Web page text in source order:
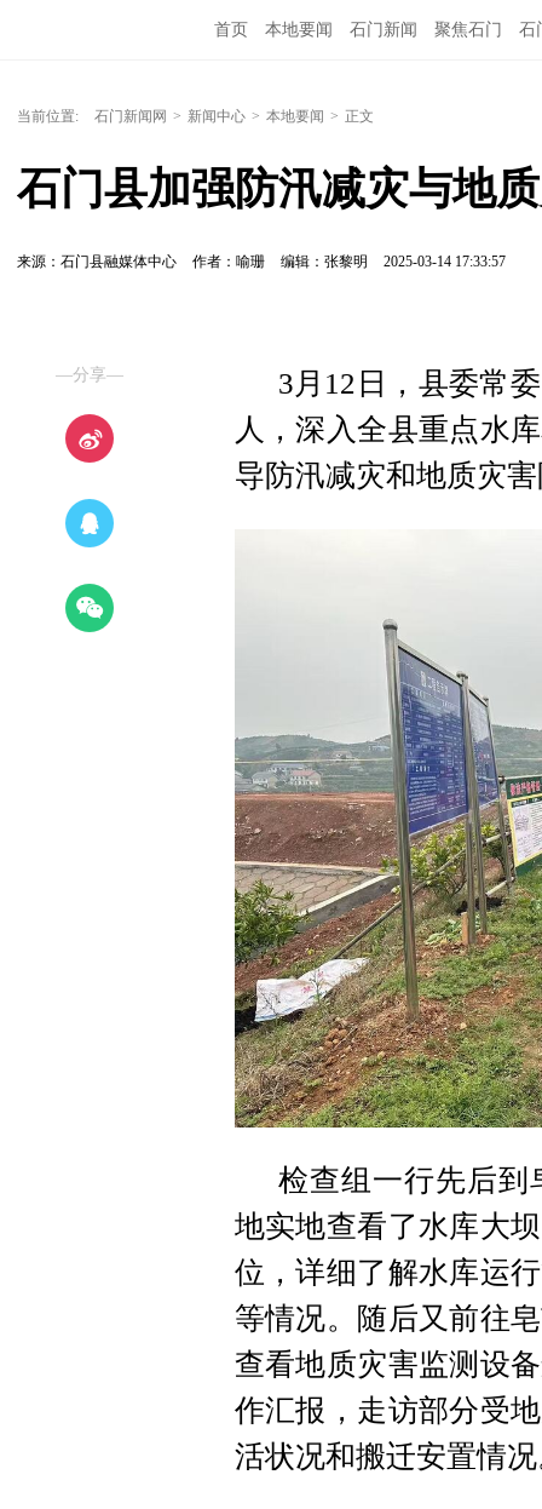
首页 本地要闻 石门新闻 聚焦石门 石
当前位置: 石门新闻网 > 新闻中心 > 本地要闻 > 正文
石门县加强防汛减灾与地
来源：石门县融媒体中心 作者：喻珊 编辑：张黎明 2025-03-14 17:33:57
—分享—
3月12日，县委常
人，深入全县重点水
导防汛减灾和地质灾
检查组一行先后到
地实地查看了水库大
位，详细了解水库运
等情况。随后又前往
查看地质灾害监测设
作汇报，走访部分受
活状况和搬迁安置情